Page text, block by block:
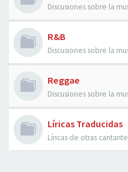
Discusiones sobre la
R&B
Discusiones sobre la
Reggae
Discusiones sobre la
Líricas Traducidas
Líricas de otras